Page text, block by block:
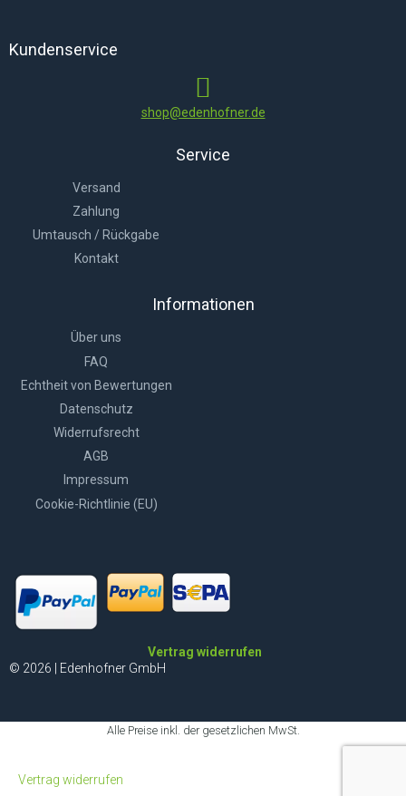
Kundenservice
shop@edenhofner.de
Service
Versand
Zahlung
Umtausch / Rückgabe
Kontakt
Informationen
Über uns
FAQ
Echtheit von Bewertungen
Datenschutz
Widerrufsrecht
AGB
Impressum
Cookie-Richtlinie (EU)
Vertrag widerrufen
© 2026 | Edenhofner GmbH
Alle Preise inkl. der gesetzlichen MwSt.
Vertrag widerrufen